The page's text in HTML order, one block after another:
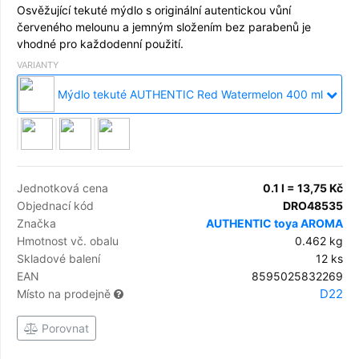
Osvěžující tekuté mýdlo s originální autentickou vůní
červeného melounu a jemným složením bez parabenů je
vhodné pro každodenní použití.
VARIANTY
Mýdlo tekuté AUTHENTIC Red Watermelon 400 ml
Jednotková cena
0.1 l = 13,75 Kč
Objednací kód
DRO48535
Značka
AUTHENTIC toya AROMA
Hmotnost vč. obalu
0.462 kg
Skladové balení
12 ks
EAN
8595025832269
Místo na prodejně
D22
Porovnat